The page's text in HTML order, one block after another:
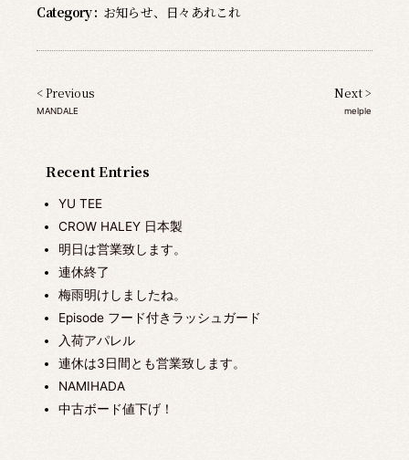
Recent Entries
YU TEE
CROW HALEY 日本製
明日は営業致します。
連休終了
梅雨明けしましたね。
Episode フード付きラッシュガード
入荷アパレル
連休は3日間とも営業致します。
NAMIHADA
中古ボード値下げ！
Category : お知らせ、 日々あれこれ
< Previous
MANDALE
Next >
melple